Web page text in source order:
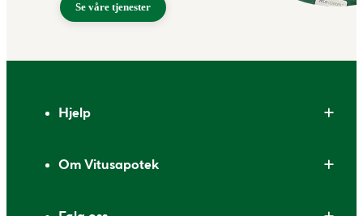
Se våre tjenester
Hjelp
Om Vitusapotek